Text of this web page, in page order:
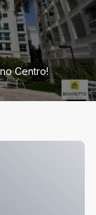
Centro!